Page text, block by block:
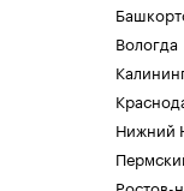
Вологда
Нижний
Ростов-